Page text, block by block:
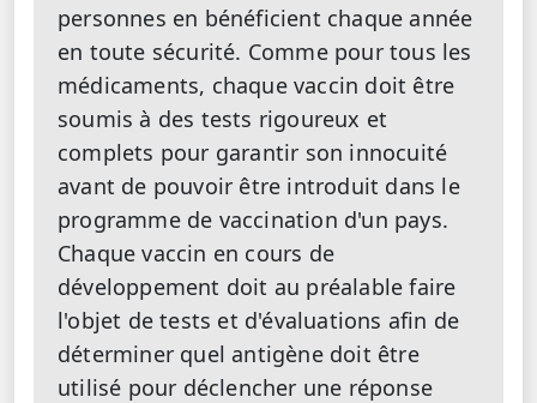
personnes en bénéficient chaque année
en toute sécurité. Comme pour tous les
médicaments, chaque vaccin doit être
soumis à des tests rigoureux et
complets pour garantir son innocuité
avant de pouvoir être introduit dans le
programme de vaccination d'un pays.
Chaque vaccin en cours de
développement doit au préalable faire
l'objet de tests et d'évaluations afin de
déterminer quel antigène doit être
utilisé pour déclencher une réponse